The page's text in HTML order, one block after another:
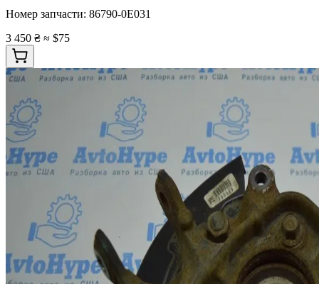
Номер запчасти: 86790-0E031
3 450 ₴ ≈ $75